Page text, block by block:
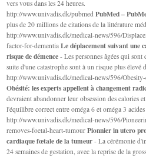
vers vous dans les 24 heures.
http://www.univadis.dk/pubmedPubMed –
plus de 20 millions de citations de la littérature
http://www.univadis.dk/medical-news/596/
factor-for-dementiaLe déplacement suivant une
risque de démence - Les personnes âgées qui
suite d'une catastrophe sont à un risque plus élevé
http://www.univadis.dk/medical-news/596/
Obésité: les experts appellent à changement
devraient abandonner leur obsession des calories
l'équilibre correct entre oméga 6 et oméga 3 acides
http://www.univadis.dk/medical-news/596/
removes-foetal-heart-tumourPionnier in utero
cardiaque fœtale de la tumeur - La cérémonie
24 semaines de gestation, avec la reprise de la